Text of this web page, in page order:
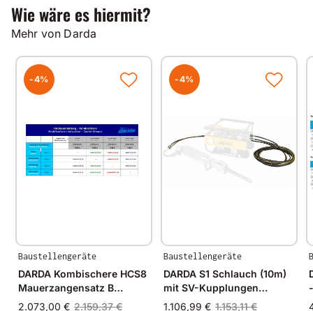
Wie wäre es hiermit?
Mehr von Darda
-4%
Baustellengeräte
DARDA Kombischere HCS8
Mauerzangensatz B
Komplett
2.073,00 € 2.159,37 €
-4%
Baustellengeräte
DARDA S1 Schlauch (10m)
mit SV-Kupplungen
ölbefüllt
1.106,99 € 1.153,11 €